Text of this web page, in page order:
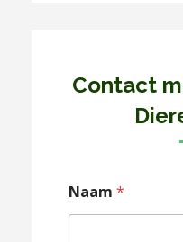
Contact
Naam *